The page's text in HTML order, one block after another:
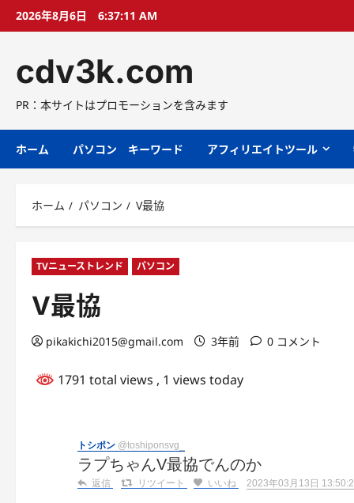
プ
2026年8月6日 6:37:12 AM
cdv3k.com
PR：本サイトはプロモーションを含みます
ホーム パソコン キーワード アフィリエイトツール
ホーム パソコン V最協
TVニューストレンド パソコン
V最協
pikakichi2015@gmail.com 3年前 0 コメント
1791 total views , 1 views today
トシポン @toshiponsvg_
ラプちゃんV最協でんのか
返信 リツイート いいね 2023年03月13日